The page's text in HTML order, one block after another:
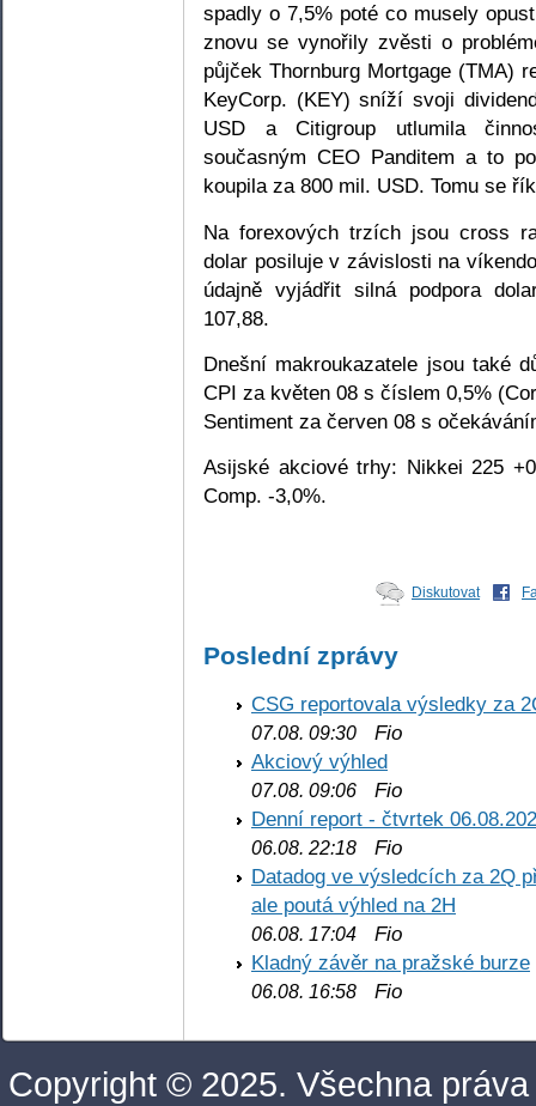
spadly o 7,5% poté co musely
znovu se vynořily zvěsti o
půjček Thornburg Mortgage (TMA)
KeyCorp. (KEY) sníží svoji
USD a Citigroup utlumila
současným CEO Panditem a to
koupila za 800 mil. USD. Tomu se
Na forexových trzích jsou cross
dolar posiluje v závislosti na
údajně vyjádřit silná podpora
107,88.
Dnešní makroukazatele jsou také
CPI za květen 08 s číslem 0,5%
Sentiment za červen 08 s
Asijské akciové trhy: Nikkei 225
Comp. -3,0%.
Diskutovat
Poslední zprávy
CSG reportovala výsledky za
07.08. 09:30 Fio
Akciový výhled
07.08. 09:06 Fio
Denní report - čtvrtek
06.08. 22:18 Fio
Datadog ve výsledcích za 2Q
ale poutá výhled na 2H
06.08. 17:04 Fio
Kladný závěr na pražské burze
06.08. 16:58 Fio
Copyright © 2025. Všechna práva